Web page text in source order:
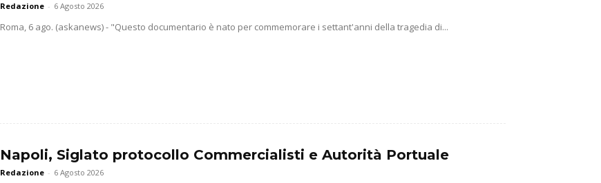
Redazione - 6 Agosto 2026
Roma, 6 ago. (askanews) - "Questo documentario è nato per commemorare i settant'anni della tragedia di...
Napoli, Siglato protocollo Commercialisti e Autorità Portuale
Redazione - 6 Agosto 2026